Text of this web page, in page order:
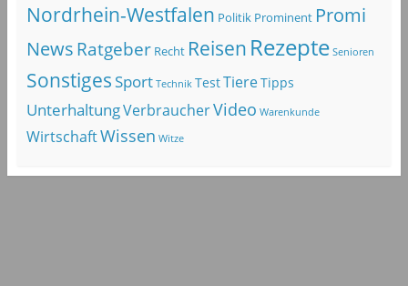
Nordrhein-Westfalen Politik Prominent Promi
NewsRatgeber Recht Reisen Rezepte Senioren
SonstigesSport Technik TestTiereTipps
UnterhaltungVerbraucherVideo Warenkunde
WirtschaftWissen Witze